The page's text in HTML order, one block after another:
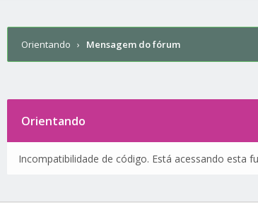
Orientando › Mensagem do fórum
Orientando
Incompatibilidade de código. Está acessando esta